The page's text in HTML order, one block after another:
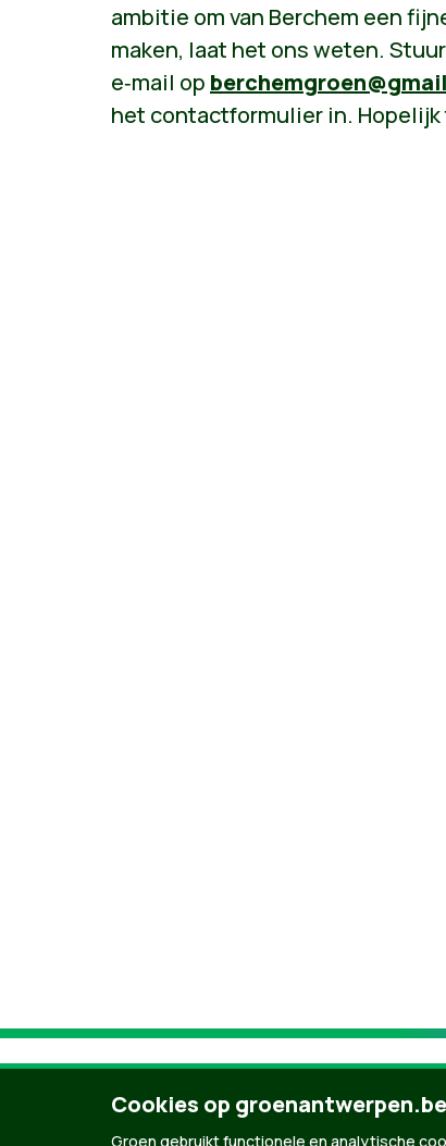
ambitie om van Berchem een
maken, laat het ons weten.
e‑mail op
het contactformulier in. Hopelijk
Cookies op groenantwerpen.be
Groen gebruikt functionele en analytische